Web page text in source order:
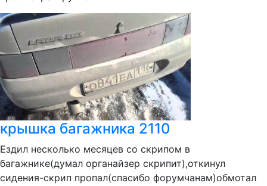
крышка багажника 2110
Ездил несколько месяцев со скрипом в
багажнике(думал органайзер скрипит),откинул
сидения-скрип пропал(спасибо форумчанам)обмотал